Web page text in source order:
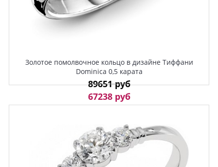
Золотое помолвочное кольцо в дизайне Тиффани
Dominica 0,5 карата
89651 руб
67238 руб